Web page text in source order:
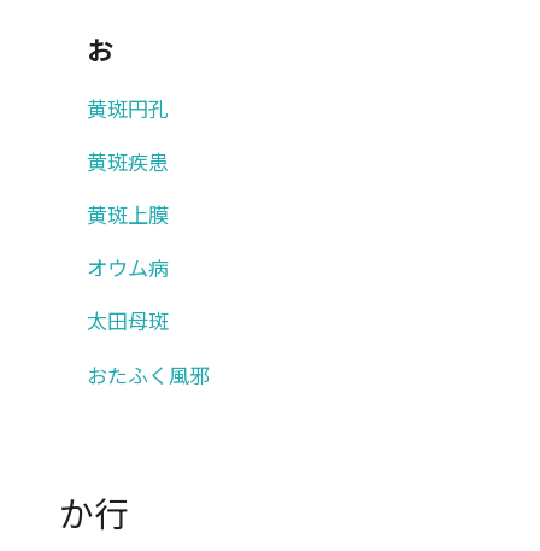
お
黄斑円孔
黄斑疾患
黄斑上膜
オウム病
太田母斑
おたふく風邪
か行